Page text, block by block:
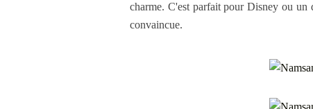
charme. C'est parfait pour Disney ou un
convaincue.